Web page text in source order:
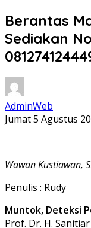
Berantas
Sediakan
AdminWeb
Jumat 5 Agustus
Wawan Kustiawan,
Penulis : Rudy
Muntok, Deteksi
Prof. Dr. H.